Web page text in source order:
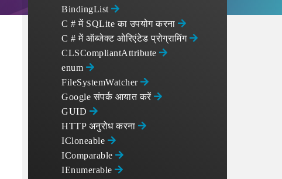
BindingList
C # में SQLite का उपयोग करना
C # में ऑब्जेक्ट ओरिएंटेड प्रोग्रामिंग
CLSCompliantAttribute
enum
FileSystemWatcher
Google संपर्क आयात करें
GUID
HTTP अनुरोध करना
ICloneable
IComparable
IEnumerable